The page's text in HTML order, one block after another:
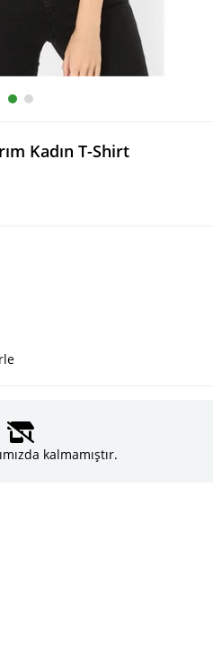
Kadın T-Shirt
kalmamıştır.